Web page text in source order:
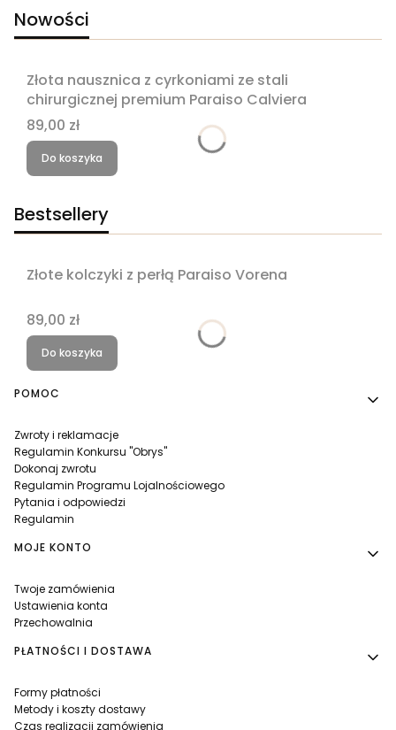
Nowości
Złota nausznica z cyrkoniami ze stali
chirurgicznej premium Paraiso Calviera
Cena
89,00 zł
Do koszyka
Bestsellery
Bestseller
Złote kolczyki z perłą Paraiso Vorena
Cena
89,00 zł
Do koszyka
Linki w stopce
POMOC
Zwroty i reklamacje
Regulamin Konkursu "Obrys"
Dokonaj zwrotu
Regulamin Programu Lojalnościowego
Pytania i odpowiedzi
Regulamin
MOJE KONTO
Twoje zamówienia
Ustawienia konta
Przechowalnia
PŁATNOŚCI I DOSTAWA
Formy płatności
Metody i koszty dostawy
Czas realizacji zamówienia